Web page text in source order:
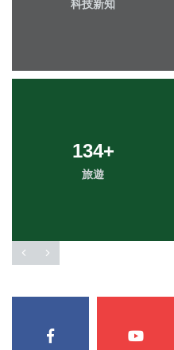
科技新知
134+
旅遊